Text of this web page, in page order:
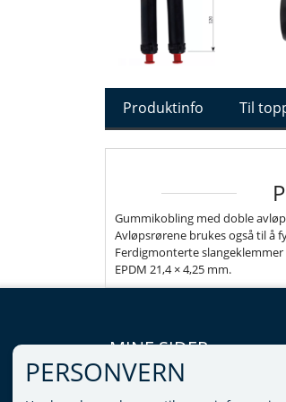
Produktinfo Til
Gummikobling med doble
Avløpsrørene brukes også til å
Ferdigmonterte slangeklemmer
EPDM 21,4 × 4,25 mm.
MINE SIDER
LOGG INN
PERSONVERN